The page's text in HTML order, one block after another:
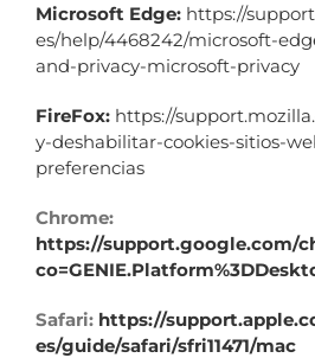
Microsoft Edge: https://
es/help/4468242/microsoft-
and-privacy-microsoft-privacy
FireFox: https://
y-deshabilitar-cookies-sitios-
preferencias
Chrome:
https://support.google.com/
Safari: https://
es/guide/safari/sfri11471/mac